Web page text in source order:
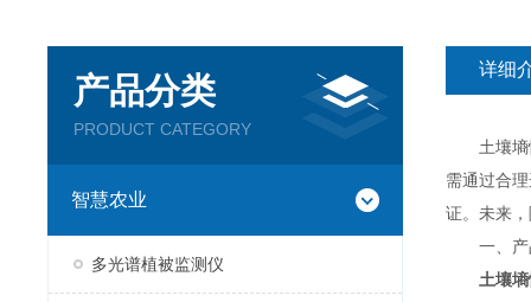
产品分类
PRODUCT CATEGORY
智慧农业
多光谱植被监测仪
详细
土壤墒情
需通过合
证。未来
一、产
土壤